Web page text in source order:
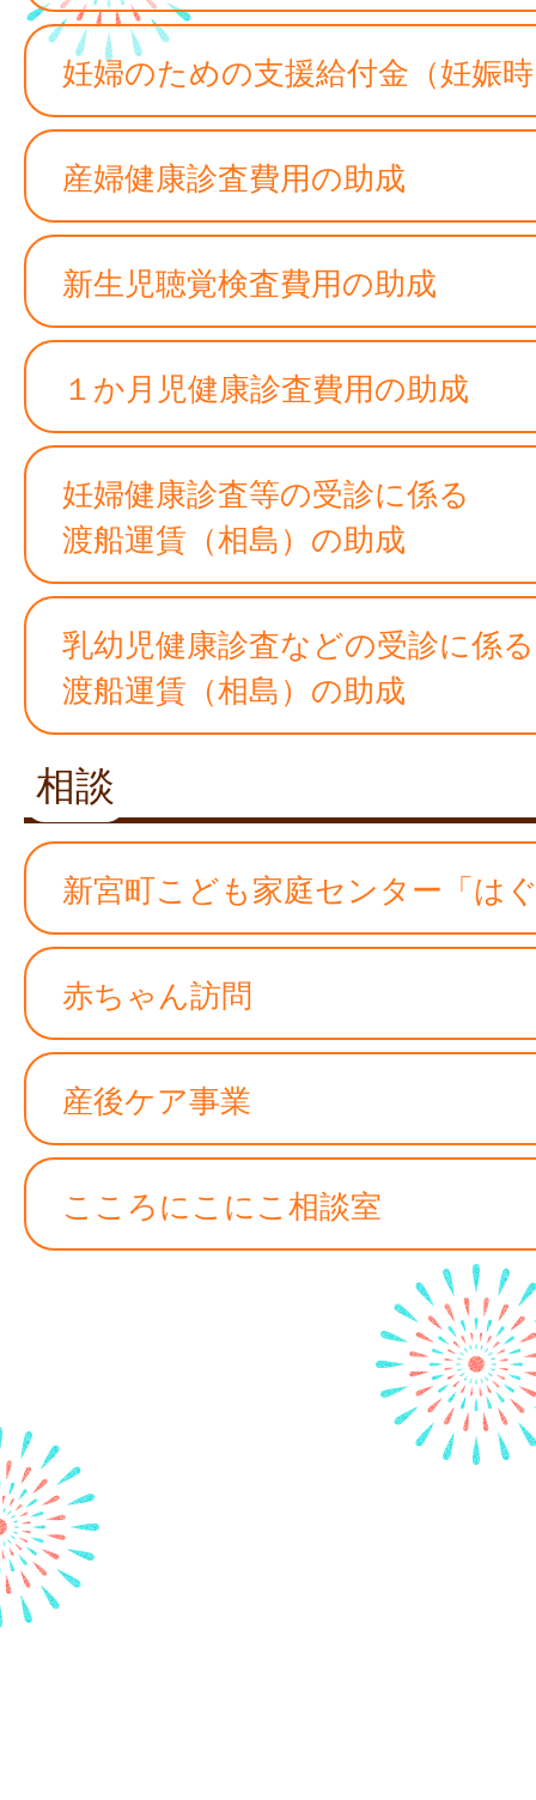
妊婦のための支援給付金（妊娠
産婦健康診査費用の助成
新生児聴覚検査費用の助成
１か月児健康診査費用の助成
妊婦健康診査等の受診に係る
渡船運賃（相島）の助成
乳幼児健康診査などの受診に係る
渡船運賃（相島）の助成
相談
新宮町こども家庭センター「は
赤ちゃん訪問
産後ケア事業
こころにこにこ相談室